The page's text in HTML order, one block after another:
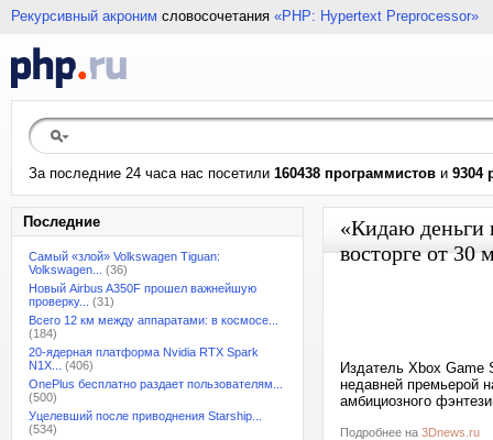
Рекурсивный акроним словосочетания «PHP: Hypertext Preprocessor»
За последние 24 часа нас посетили 160438 программистов и 9304
Последние
Самый «злой» Volkswagen Tiguan:
Volkswagen...
(36)
Новый Airbus A350F прошел важнейшую
проверку...
(31)
Всего 12 км между аппаратами: в космосе...
(184)
20-ядерная платформа Nvidia RTX Spark
N1X...
(406)
OnePlus бесплатно раздает пользователям...
(500)
Уцелевший после приводнения Starship...
(534)
«Кидаю деньги
восторге от 30
Издатель Xbox Game
недавней премьерой
амбициозного
Подробнее на 3Dnews.ru